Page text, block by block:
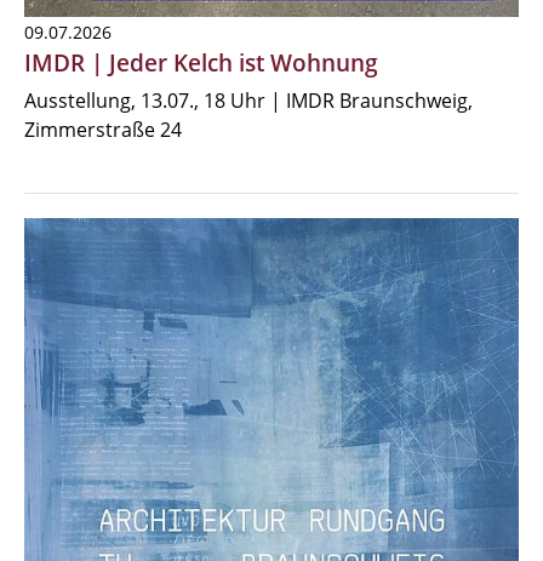
09.07.2026
IMDR | Jeder Kelch ist Wohnung
Ausstellung, 13.07., 18 Uhr | IMDR Braunschweig,
Zimmerstraße 24